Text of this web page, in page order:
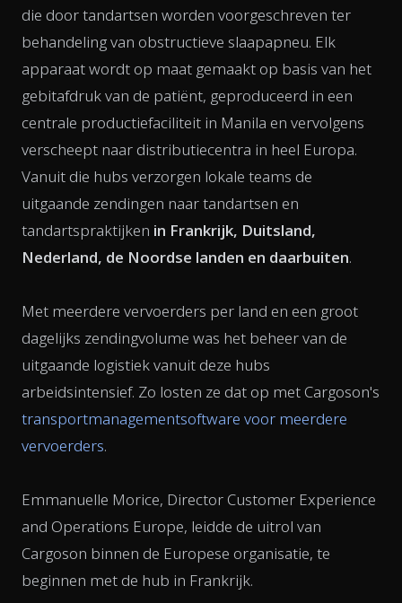
die door tandartsen worden voorgeschreven ter
behandeling van obstructieve slaapapneu. Elk
apparaat wordt op maat gemaakt op basis van het
gebitafdruk van de patiënt, geproduceerd in een
centrale productiefaciliteit in Manila en vervolgens
verscheept naar distributiecentra in heel Europa.
Vanuit die hubs verzorgen lokale teams de
uitgaande zendingen naar tandartsen en
tandartspraktijken in Frankrijk, Duitsland,
Nederland, de Noordse landen en daarbuiten.
Met meerdere vervoerders per land en een groot
dagelijks zendingvolume was het beheer van de
uitgaande logistiek vanuit deze hubs
arbeidsintensief. Zo losten ze dat op met Cargoson's
transportmanagementsoftware voor meerdere
vervoerders.
Emmanuelle Morice, Director Customer Experience
and Operations Europe, leidde de uitrol van
Cargoson binnen de Europese organisatie, te
beginnen met de hub in Frankrijk.